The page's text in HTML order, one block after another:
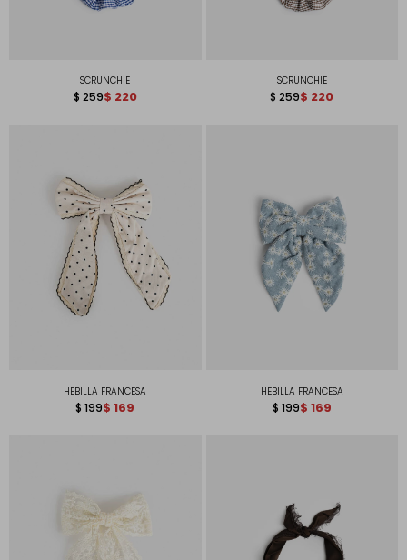
SCRUNCHIE
$ 259$ 220
SCRUNCHIE
$ 259$ 220
HEBILLA FRANCESA
$ 199$ 169
HEBILLA FRANCESA
$ 199$ 169